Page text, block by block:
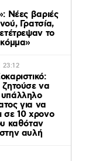
Νέες βαριές
Γρατσία,
το
ζητούσε να
για να
σε 10 χρονο
καθόταν
αυλή